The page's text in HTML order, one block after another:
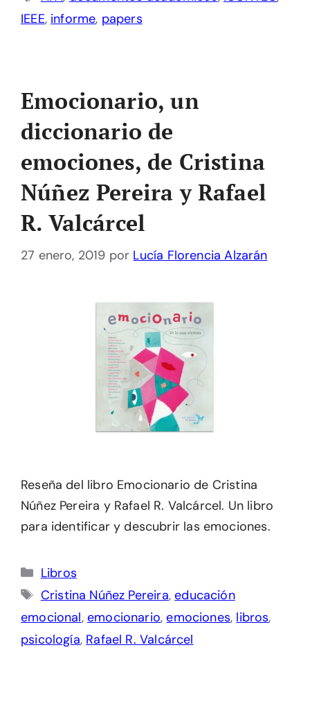
IEEE, informe, papers
Emocionario, un
diccionario de
emociones, de Cristina
Núñez Pereira y Rafael
R. Valcárcel
27 enero, 2019 por Lucía Florencia Alzarán
Reseña del libro Emocionario de Cristina
Núñez Pereira y Rafael R. Valcárcel. Un libro
para identificar y descubrir las emociones.
Categorías
Libros
Etiquetas
Cristina Núñez Pereira,educación
emocional, emocionario,emociones, libros,
psicología, Rafael R. Valcárcel